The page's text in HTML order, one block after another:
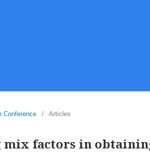
Conference / Articles
mix factors in